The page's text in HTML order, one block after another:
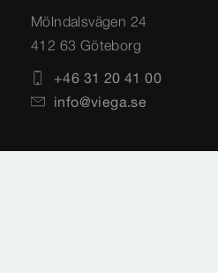
Mölndalsvägen 24
412 63 Göteborg
+46 31 20 41 00
info@viega.se